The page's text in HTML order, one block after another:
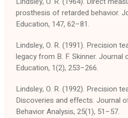
prosthesis of retarded behavior.
Education, 147, 62–81.
Lindsley, O. R. (1991). Precision
legacy from B. F. Skinner. Journal
Education, 1(2), 253–266.
Lindsley, O. R. (1992). Precision
Discoveries and effects. Journal
Behavior Analysis, 25(1), 51–57.